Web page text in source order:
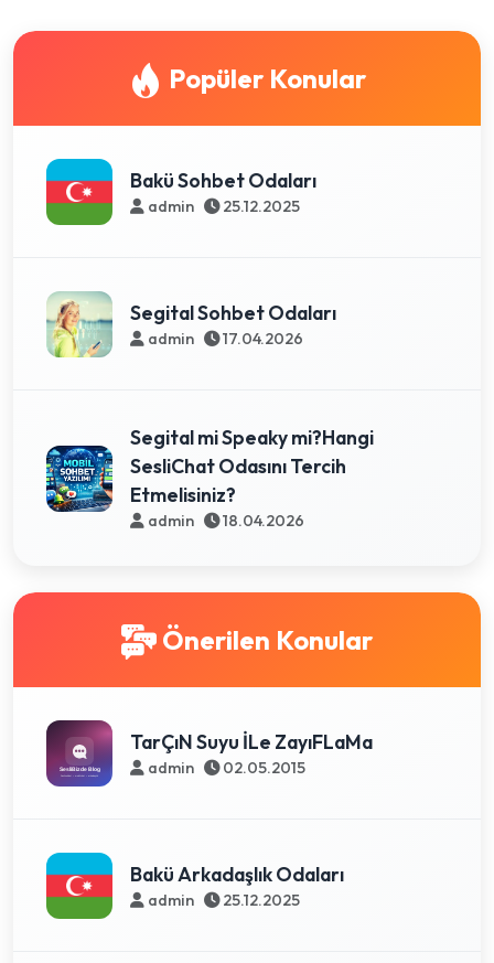
Popüler Konular
Bakü Sohbet Odaları
admin 25.12.2025
Segital Sohbet Odaları
admin 17.04.2026
Segital mi Speaky mi?Hangi
SesliChat Odasını Tercih
Etmelisiniz?
admin 18.04.2026
Önerilen Konular
TarÇıN Suyu İLe ZayıFLaMa
admin 02.05.2015
Bakü Arkadaşlık Odaları
admin 25.12.2025